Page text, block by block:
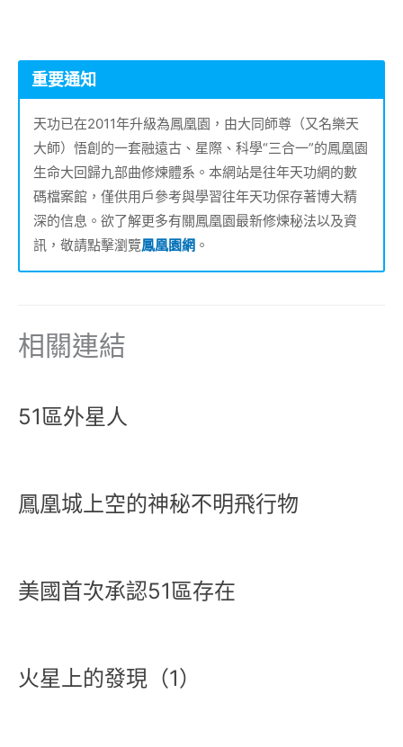
重要通知
天功已在2011年升級為鳳凰園，由大同師尊（又名樂天
大師）悟創的一套融遠古、星際、科學“三合一”的鳳凰園
生命大回歸九部曲修煉體系。本網站是往年天功網的數
碼檔案館，僅供用戶參考與學習往年天功保存著博大精
深的信息。欲了解更多有關鳳凰園最新修煉秘法以及資
訊，敬請點擊瀏覽鳳凰園網 。
相關連結
51區外星人
鳳凰城上空的神秘不明飛行物
美國首次承認51區存在
火星上的發現（1）